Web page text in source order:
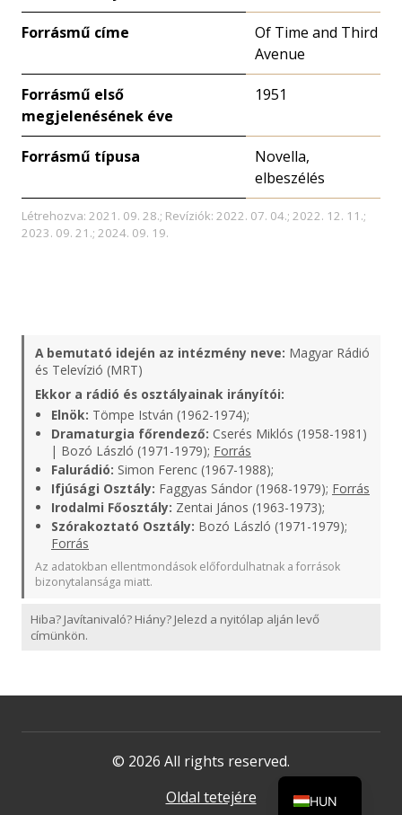
Forrásmű címe
Of Time and Third
Avenue
Forrásmű első
megjelenésének éve
1951
Forrásmű típusa
Novella,
elbeszélés
Létrehozva: 2021. 09. 28.; Revíziók: 2022. 07. 04.; 2022. 12. 11.;
2023. 09. 21.; 2024. 09. 19.
A bemutató idején az intézmény neve: Magyar Rádió
és Televízió (MRT)
Ekkor a rádió és osztályainak irányítói:
Elnök: Tömpe István (1962-1974);
Dramaturgia főrendező: Cserés Miklós (1958-1981)
| Bozó László (1971-1979); Forrás
Falurádió: Simon Ferenc (1967-1988);
Ifjúsági Osztály: Faggyas Sándor (1968-1979); Forrás
Irodalmi Főosztály: Zentai János (1963-1973);
Szórakoztató Osztály: Bozó László (1971-1979);
Forrás
Az adatokban ellentmondások előfordulhatnak a források
bizonytalansága miatt.
Hiba? Javítanivaló? Hiány? Jelezd a nyitólap alján levő
címünkön.
© 2026 All rights reserved.
Oldal tetejére
HUN